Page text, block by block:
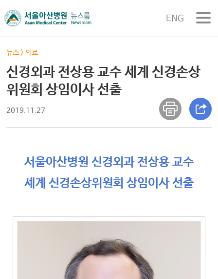
ENG
뉴스 >의료
신경외과 전상용 교수 세계 신경손상
위원회 상임이사 선출
2019.11.27
서울아산병원 신경외과 전상용 교수
세계 신경손상위원회 상임이사 선출